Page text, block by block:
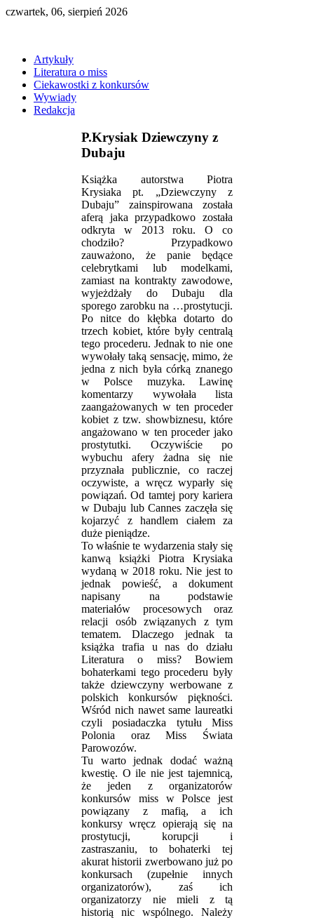
czwartek, 06, sierpień 2026
Artykuły
Literatura o miss
Ciekawostki z konkursów
Wywiady
Redakcja
P.Krysiak Dziewczyny z
Dubaju
Książka autorstwa Piotra
Krysiaka pt. „Dziewczyny z
Dubaju” zainspirowana została
aferą jaka przypadkowo została
odkryta w 2013 roku. O co
chodziło? Przypadkowo
zauważono, że panie będące
celebrytkami lub modelkami,
zamiast na kontrakty zawodowe,
wyjeżdżały do Dubaju dla
sporego zarobku na …prostytucji.
Po nitce do kłębka dotarto do
trzech kobiet, które były centralą
tego procederu. Jednak to nie one
wywołały taką sensację, mimo, że
jedna z nich była córką znanego
w Polsce muzyka. Lawinę
komentarzy wywołała lista
zaangażowanych w ten proceder
kobiet z tzw. showbiznesu, które
angażowano w ten proceder jako
prostytutki. Oczywiście po
wybuchu afery żadna się nie
przyznała publicznie, co raczej
oczywiste, a wręcz wyparły się
powiązań. Od tamtej pory kariera
w Dubaju lub Cannes zaczęła się
kojarzyć z handlem ciałem za
duże pieniądze.
To właśnie te wydarzenia stały się
kanwą książki Piotra Krysiaka
wydaną w 2018 roku. Nie jest to
jednak powieść, a dokument
napisany na podstawie
materiałów procesowych oraz
relacji osób związanych z tym
tematem. Dlaczego jednak ta
książka trafia u nas do działu
Literatura o miss? Bowiem
bohaterkami tego procederu były
także dziewczyny werbowane z
polskich konkursów piękności.
Wśród nich nawet same laureatki
czyli posiadaczka tytułu Miss
Polonia oraz Miss Świata
Parowozów.
Tu warto jednak dodać ważną
kwestię. O ile nie jest tajemnicą,
że jeden z organizatorów
konkursów miss w Polsce jest
powiązany z mafią, a ich
konkursy wręcz opierają się na
prostytucji, korupcji i
zastraszaniu, to bohaterki tej
akurat historii zwerbowano już po
konkursach (zupełnie innych
organizatorów), zaś ich
organizatorzy nie mieli z tą
historią nic wspólnego. Należy